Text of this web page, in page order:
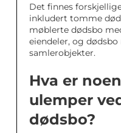
Det finnes
inkludert tomme
møblerte dødsbo
eiendeler, og
samlerobjekter.
Hva er
ulemper
dødsbo?